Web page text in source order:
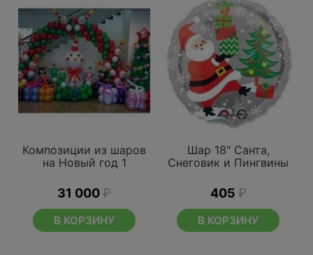
Композиции из шаров
на Новый год 1
31 000 ₽
В КОРЗИНУ
Шар 18" Санта,
Снеговик и Пингвины
405 ₽
В КОРЗИНУ